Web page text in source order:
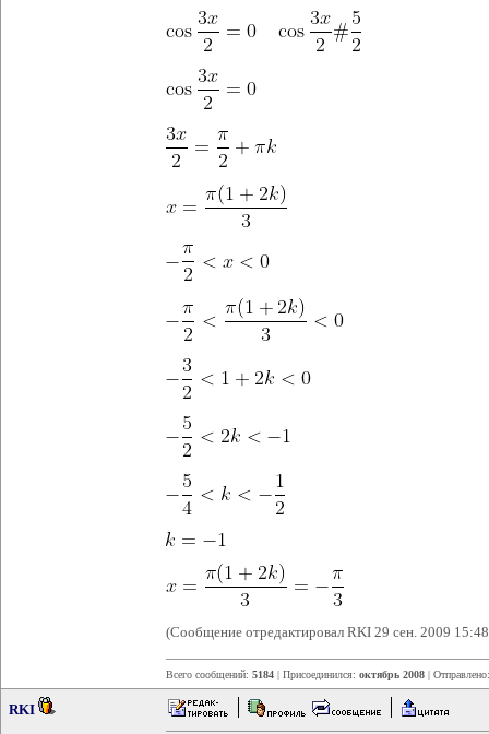
(Сообщение отредактировал RKI 29 сен. 2009
Всего сообщений: 5184 | Присоединился: октябрь 2008 |
RKI